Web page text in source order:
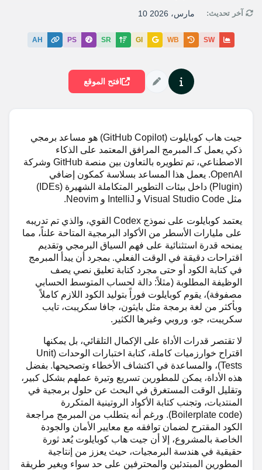
آخر تحديث: 10 مارس، 2026
SW
WB
GI
SR
PS
AH
افتح الموقع
جيت هاب كوبايلوت (GitHub Copilot) هو مساعد برمجي
ذكي يعمل كـ المبرمج المرافق المعتمد على الذكاء
الاصطناعي، تم تطويره بالتعاون بين منصة GitHub وشركة
OpenAI. يعمل هذا المساعد بسلاسة كمكون إضافي
(Plugin) داخل بيئات التطوير المتكاملة الشهيرة (IDEs)
مثل Visual Studio Code و IntelliJ و Neovim.
يعتمد كوبايلوت على نموذج Codex القوي، والذي تم تدريبه
على مليارات الأسطر من الأكواد البرمجية المتاحة علناً، مما
يمنحه قدرة استثنائية على فهم السياق البرمجي وتقديم
اقتراحات دقيقة في الوقت الفعلي. بمجرد أن يبدأ المبرمج
في كتابة الكود أو حتى مجرد كتابة تعليق نصي يصف
الوظيفة المطلوبة (مثلاً: دالة لحساب المتوسط الحسابي
مصفوفة)، يقوم كوبايلوت فوراً بتوليد الكود اللازم كاملاً
وبأكثر من لغة برمجة مثل بايثون، جافا سكريبت، تايب
سكريبت، جو، وروبي وغيرها الكثير.
لا تقتصر قدرات الأداة على الإكمال التلقائي، بل يمكنها
اقتراح خوارزميات كاملة، كتابة اختبارات الوحدات (Unit
Tests)، والمساعدة في اكتشاف الأخطاء وتصحيحها. بفضل
هذه الأداة، يمكن للمطورين تسريع وتيرة عملهم بشكل كبير،
وتقليل الوقت المستغرق في البحث عن حلول برمجية في
المنتديات، وتجنب كتابة الأكواد الروتينية المتكررة
(Boilerplate code). ورغم أنه يتطلب من المبرمج مراجعة
الكود المقترح لضمان توافقه مع معايير الأمان والجودة
الخاصة بالمشروع، إلا أن جيت هاب كوبايلوت يُعد ثورة
حقيقية في هندسة البرمجيات، حيث يعزز من إنتاجية
المطورين المبتدئين والمحترفين على حد سواء ويغير طريقة